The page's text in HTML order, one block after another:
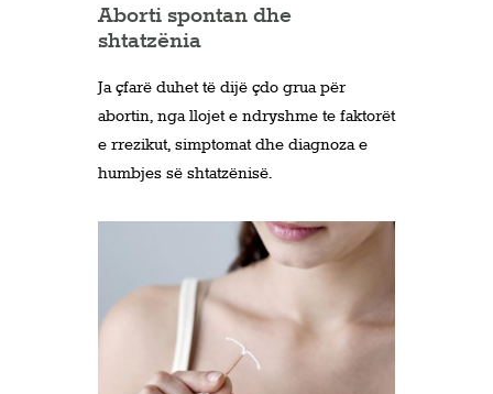
Aborti spontan dhe
shtatzënia
Ja çfarë duhet të dijë çdo grua për
abortin, nga llojet e ndryshme te faktorët
e rrezikut, simptomat dhe diagnoza e
humbjes së shtatzënisë.